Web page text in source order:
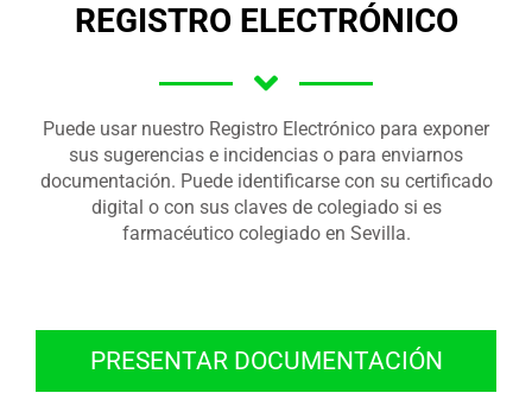
REGISTRO ELECTRÓNICO
Puede usar nuestro Registro Electrónico para exponer
sus sugerencias e incidencias o para enviarnos
documentación. Puede identificarse con su certificado
digital o con sus claves de colegiado si es
farmacéutico colegiado en Sevilla.
PRESENTAR DOCUMENTACIÓN